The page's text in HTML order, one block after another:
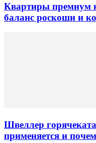
Квартиры премиум
баланс роскоши и
Швеллер
применяется и